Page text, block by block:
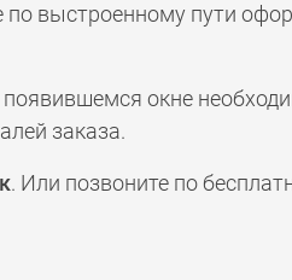
выстроенному пути
окне
заказа.
. Или позвоните по